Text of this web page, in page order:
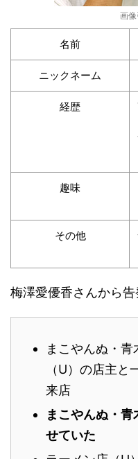
画
名前
ニックネーム
経歴
趣味
その他
梅澤愛優香さんから
まこやんぬ・
（U）の店主
来店
まこやんぬ・青
せていた